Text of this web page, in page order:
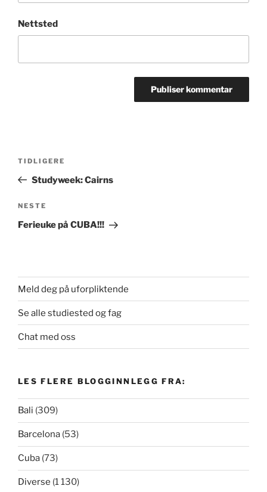
Nettsted
Innleggsnavigasjon
Forrige
innlegg
TIDLIGERE
Studyweek: Cairns
Neste
innlegg
NESTE
Ferieuke på CUBA!!!
Meld deg på uforpliktende
Se alle studiested og fag
Chat med oss
LES FLERE BLOGGINNLEGG FRA:
Bali (309)
Barcelona (53)
Cuba (73)
Diverse (1 130)